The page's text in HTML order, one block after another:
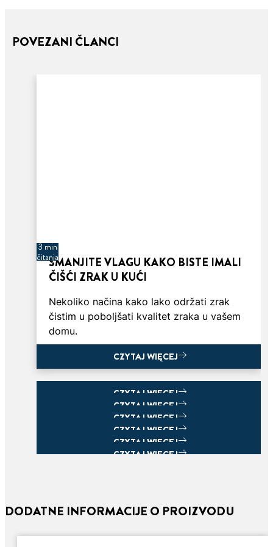
POVEZANI ČLANCI
3 min
čitanjaSMANJITE VLAGU KAKO BISTE IMALI
ČIŠĆI ZRAK U KUĆI
Nekoliko načina kako lako održati zrak
čistim u poboljšati kvalitet zraka u vašem
domu.
CZYTAJ WIĘCEJ
CZYTAJ WIĘCEJ
CZYTAJ WIĘCEJ
CZYTAJ WIĘCEJ
CZYTAJ WIĘCEJ
CZYTAJ WIĘCEJ
CZYTAJ WIĘCEJ
DODATNE INFORMACIJE O PROIZVODU